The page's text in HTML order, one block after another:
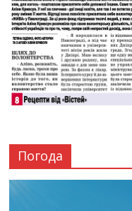
Погода